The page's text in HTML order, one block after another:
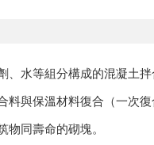
水等組分構成的混凝土
與保溫材料復合（一次
同壽命的砌塊。